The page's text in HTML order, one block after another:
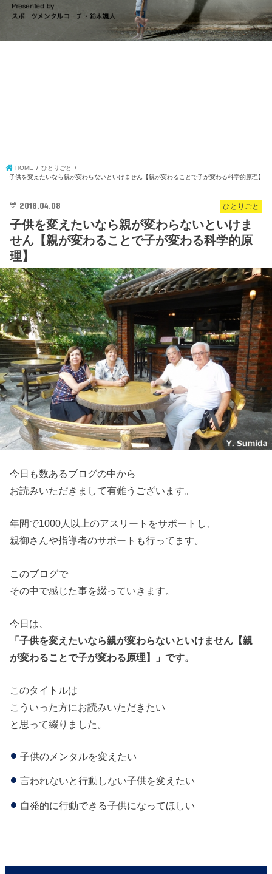
会員
HOME
ひとりごと
子供を変えたいなら親が変わらないといけません【親が変わることで子が変わる科学的原理】
ひとりごと
2018.04.08
子供を変えたいなら親が変わらないといけま
せん【親が変わることで子が変わる科学的原
理】
今日も数あるブログの中から
お読みいただきまして有難うございます。
年間で1000人以上のアスリートをサポートし、
親御さんや指導者のサポートも行ってます。
このブログで
その中で感じた事を綴っていきます。
今日は、
「子供を変えたいなら親が変わらないといけません【親
が変わることで子が変わる原理】」です。
このタイトルは
こういった方にお読みいただきたい
と思って綴りました。
子供のメンタルを変えたい
言われないと行動しない子供を変えたい
自発的に行動できる子供になってほしい